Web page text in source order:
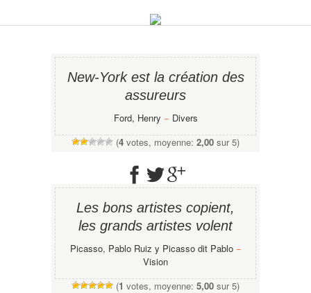
New-York est la création des
assureurs
Ford, Henry − Divers
(4 votes, moyenne: 2,00 sur 5)
Les bons artistes copient,
les grands artistes volent
Picasso, Pablo Ruiz y Picasso dit Pablo−
Vision
(1 votes, moyenne: 5,00 sur 5)